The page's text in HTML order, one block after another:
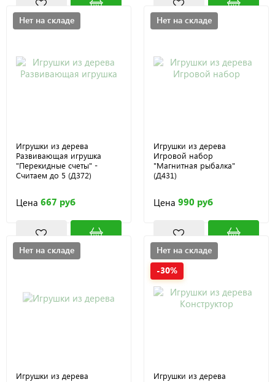
Нет на складе
Игрушки из дерева
Развивающая игрушка
"Перекидные счеты" -
Считаем до 5 (Д372)
Цена 667 руб
Нет на складе
Игрушки из дерева
Игровой набор
"Магнитная рыбалка"
(Д431)
Цена 990 руб
Нет на складе
Игрушки из дерева
Нет на складе
-30%
Игрушки из дерева